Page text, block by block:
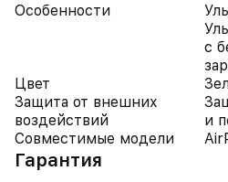
Особенности
с
Цвет
Защита от внешних
воздействий
и
Совместимые модели
Гарантия